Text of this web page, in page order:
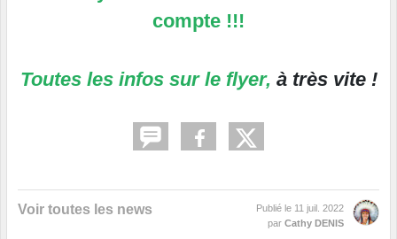
compte !!!
Toutes les infos sur le flyer, à très vite !
Voir toutes les news Publié le 11 juil. 2022
par Cathy DENIS